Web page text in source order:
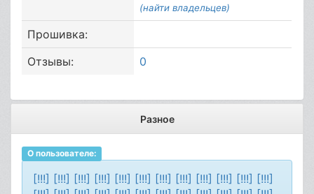
(найти владельцев)
Прошивка:
Отзывы:
0
Разное
О пользователе:
[!!!] [!!!] [!!!] [!!!] [!!!] [!!!] [!!!] [!!!] [!!!] [!!!] [!!!] [!!!]